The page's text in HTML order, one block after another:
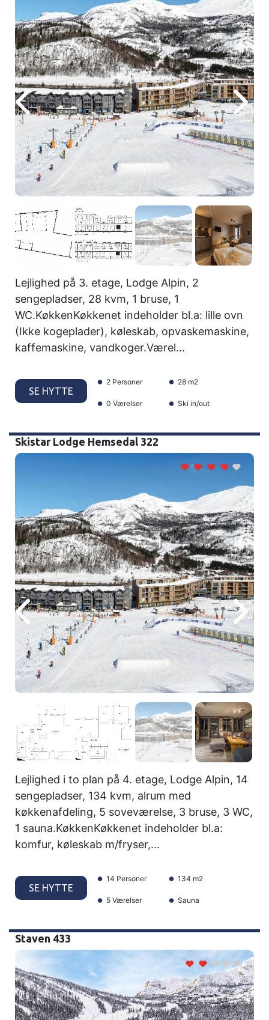
Lejlighed på 3. etage, Lodge Alpin, 2
sengepladser, 28 kvm, 1 bruse, 1
WC.KøkkenKøkkenet indeholder bl.a: lille ovn
(Ikke kogeplader), køleskab, opvaskemaskine,
kaffemaskine, vandkoger.Værel...
SE HYTTE
2 Personer 28 m2
0 Værelser Ski in/out
Skistar Lodge Hemsedal 322
Lejlighed i to plan på 4. etage, Lodge Alpin, 14
sengepladser, 134 kvm, alrum med
køkkenafdeling, 5 soveværelse, 3 bruse, 3 WC,
1 sauna.KøkkenKøkkenet indeholder bl.a:
komfur, køleskab m/fryser,...
SE HYTTE
14 Personer 134 m2
5 Værelser Sauna
Staven 433